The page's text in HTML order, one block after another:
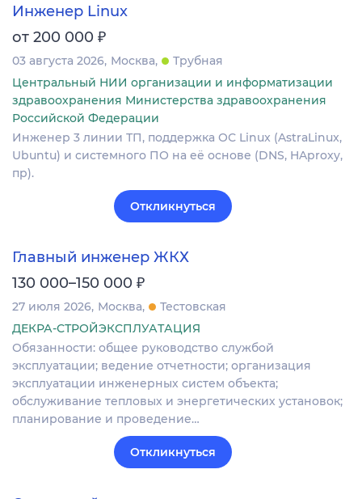
Инженер Linux
от 200 000 ₽
03 августа 2026 Москва
Трубная
Центральный НИИ организации и информатизации
здравоохранения Министерства здравоохранения
Российской Федерации
Инженер 3 линии ТП, поддержка ОС Linux (AstraLinux,
Ubuntu) и системного ПО на её основе (DNS, HAproxy,
пр).
Откликнуться
Главный инженер ЖКХ
130 000–150 000 ₽
27 июля 2026 Москва
Тестовская
ДЕКРА-СТРОЙЭКСПЛУАТАЦИЯ
Обязанности: общее руководство службой
эксплуатации; ведение отчетности; организация
эксплуатации инженерных систем объекта;
обслуживание тепловых и энергетических установок;
планирование и проведение…
Откликнуться